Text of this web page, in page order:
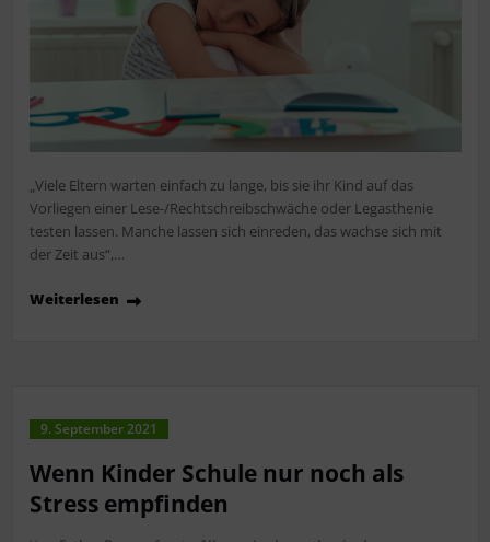
„Viele Eltern warten einfach zu lange, bis sie ihr Kind auf das
Vorliegen einer Lese-/Rechtschreibschwäche oder Legasthenie
testen lassen. Manche lassen sich einreden, das wachse sich mit
der Zeit aus“,…
Weiterlesen
9. September 2021
Wenn Kinder Schule nur noch als
Stress empfinden